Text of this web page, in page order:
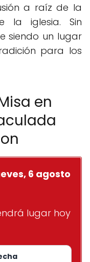
a raíz de la
la iglesia. Sin
siendo un lugar
para los
en
6 agosto
lugar hoy